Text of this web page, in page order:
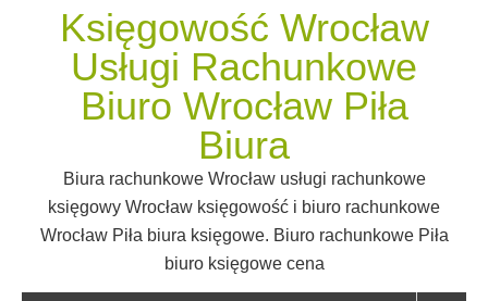
Księgowość Wrocław
Usługi Rachunkowe
Biuro Wrocław Piła
Biura
Biura rachunkowe Wrocław usługi rachunkowe
księgowy Wrocław księgowość i biuro rachunkowe
Wrocław Piła biura księgowe. Biuro rachunkowe Piła
biuro księgowe cena